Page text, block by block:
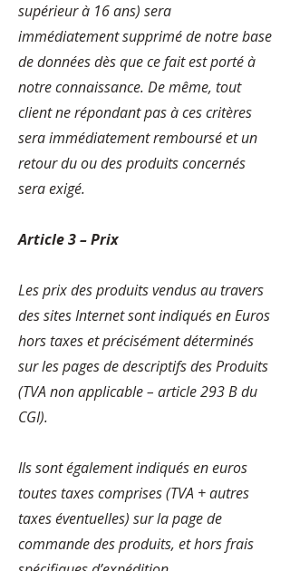
supérieur à 16 ans) sera
immédiatement supprimé de notre base
de données dès que ce fait est porté à
notre connaissance. De même, tout
client ne répondant pas à ces critères
sera immédiatement remboursé et un
retour du ou des produits concernés
sera exigé.
Article 3 – Prix
Les prix des produits vendus au travers
des sites Internet sont indiqués en Euros
hors taxes et précisément déterminés
sur les pages de descriptifs des Produits
(TVA non applicable – article 293 B du
CGI).
Ils sont également indiqués en euros
toutes taxes comprises (TVA + autres
taxes éventuelles) sur la page de
commande des produits, et hors frais